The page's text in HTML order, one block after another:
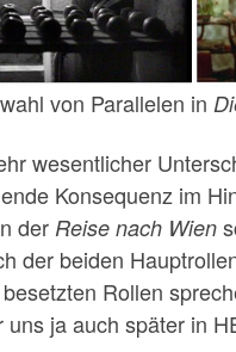
von Parallelen in
wesentlicher
Konsequenz im
der Reise nach Wien
der beiden
Rollen
ja auch später in